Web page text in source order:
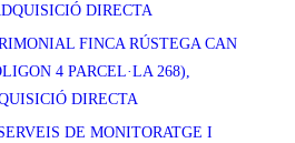
DIRECTA
FINCA RÚSTEGA CAN
4 PARCEL·LA 268),
DIRECTA
DE MONITORATGE I